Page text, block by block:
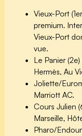
Vieux-Port
premium.
Vieux-Port
vue.
Le Panier (2e)
Hermès, Au
Joliette/
Marriott AC.
Cours Julien
Marseille,
Pharo/